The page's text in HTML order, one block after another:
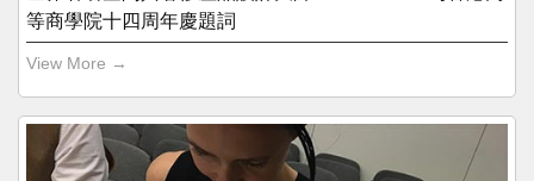
等商學院十四周年慶題詞
View More →